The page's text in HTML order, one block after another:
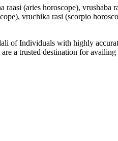
(aries horoscope), vrushaba
vruchika rasi (scorpio
of Individuals with highly
a trusted destination for